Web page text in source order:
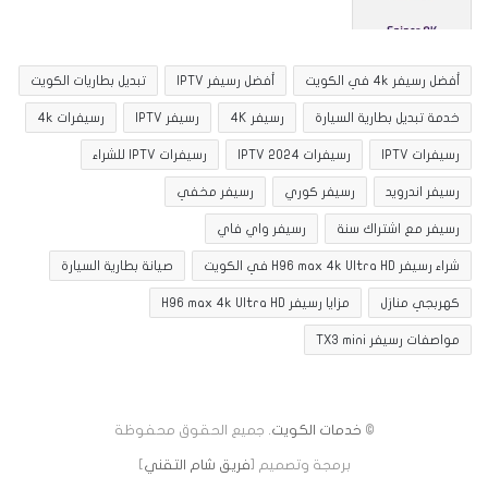
أفضل رسيفر 4k في الكويت أفضل رسيفر IPTV تبديل بطاريات الكويت
خدمة تبديل بطارية السيارة رسيفر 4K رسيفر IPTV رسيفرات 4k
رسيفرات IPTV رسيفرات IPTV 2024 رسيفرات IPTV للشراء
رسيفر اندرويد رسيفر كوري رسيفر مخفي
رسيفر مع اشتراك سنة رسيفر واي فاي
شراء رسيفر H96 max 4k Ultra HD في الكويت صيانة بطارية السيارة
كهربجي منازل مزايا رسيفر H96 max 4k Ultra HD
مواصفات رسيفر TX3 mini
© خدمات الكويت. جميع الحقوق محفوظة
برمجة وتصميم [فريق شام التقني]